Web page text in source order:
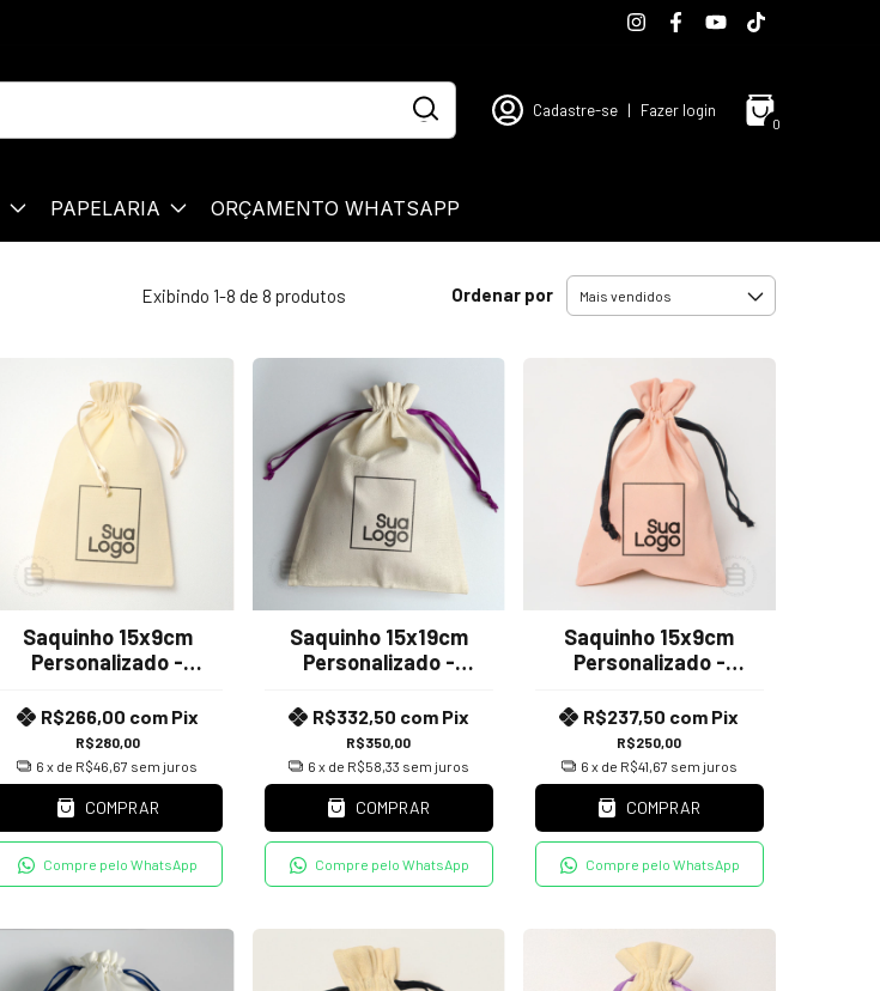
Cadastre-se | Fazer login
0
PAPELARIA ORÇAMENTO WHATSAPP
Exibindo 1-8 de 8 produtos Ordenar por
Saquinho 15x9cm
Personalizado -
R$280,00
R$266,00 com Pix
6 x de R$46,67 sem juros
COMPRAR
Compre pelo WhatsApp
Saquinho 15x19cm
Personalizado -
R$350,00
R$332,50 com Pix
6 x de R$58,33 sem juros
COMPRAR
Compre pelo WhatsApp
Saquinho 15x9cm
Personalizado -
R$250,00
R$237,50 com Pix
6 x de R$41,67 sem juros
COMPRAR
Compre pelo WhatsApp